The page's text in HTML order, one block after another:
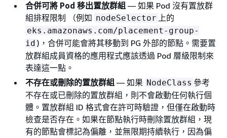
合併可將 Pod 移出置放群組 — 如果 Pod 沒有置放群
組排程限制 （例如 nodeSelector 上的
eks.amazonaws.com/placement-group-
id )，合併可能會將其移動到 PG 外部的節點。需要置
放群組成員資格的應用程式應該透過 Pod 層級限制來
表達這一點。
不存在或刪除的置放群組 — 如果 NodeClass 參考
不存在或已刪除的置放群組，則不會啟動任何執行個
體。置放群組 ID 格式會在許可時驗證，但僅在啟動時
檢查是否存在。如果在節點執行時刪除置放群組，現
有的節點會標記為偏離，並無限期持續執行，因為偏